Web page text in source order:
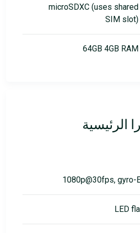
microSDXC (uses shared
SIM slot)
64GB 4GB RAM
الرئيسية
1080p@30fps, gyro-
LED